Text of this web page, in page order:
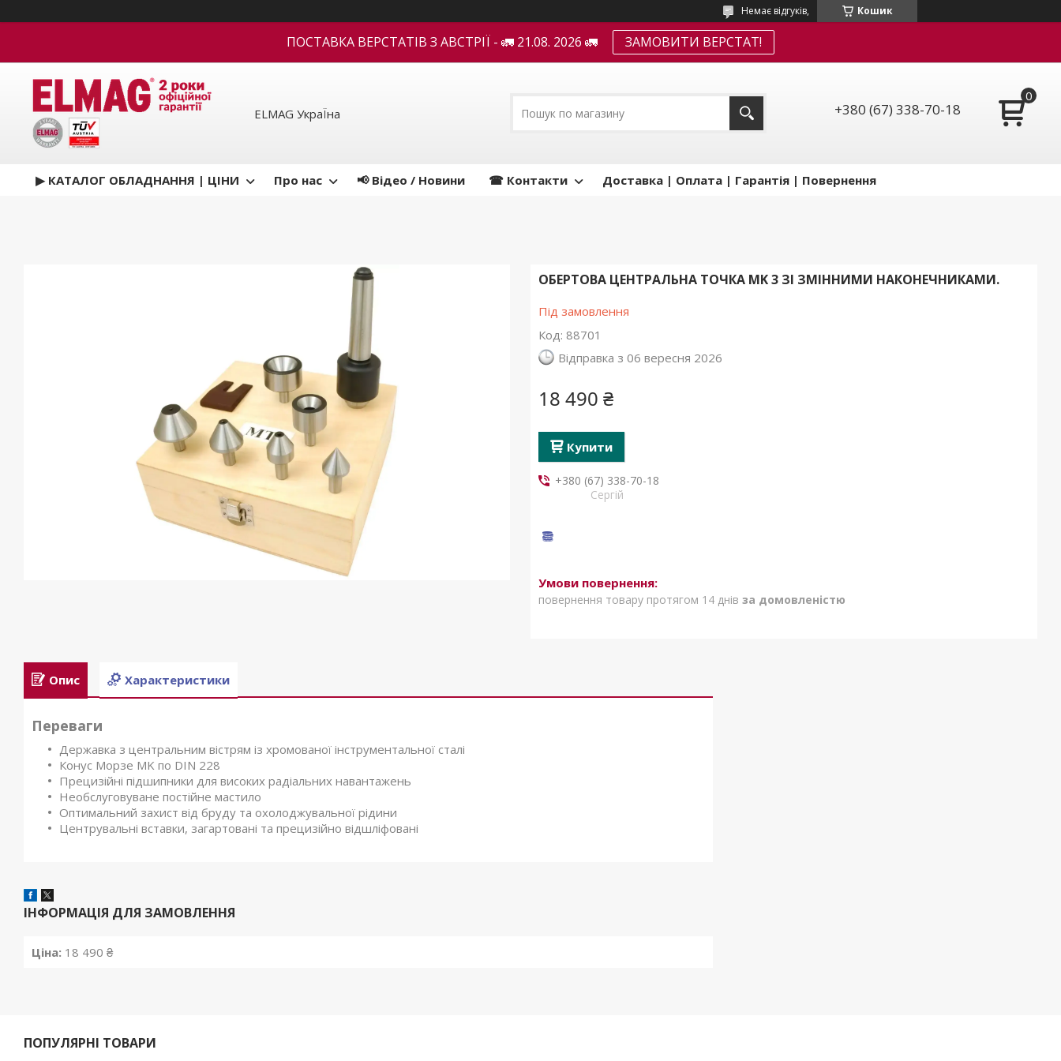
Кошик
Немає відгуків,
ПОСТАВКА ВЕРСТАТІВ З АВСТРІЇ - 🚛 21.08. 2026 🚛 ЗАМОВИТИ ВЕРСТАТ!
ELMAG УкраЇна +380 (67) 338-70-18
▶ КАТАЛОГ ОБЛАДНАННЯ | ЦІНИ Про нас 📢 Відео / Новини ☎ Контакти Доставка | Оплата | Гарантія | Повернення
ОБЕРТОВА ЦЕНТРАЛЬНА ТОЧКА MK 3 ЗІ ЗМІННИМИ НАКОНЕЧНИКАМИ.
Під замовлення
Код: 88701
Відправка з 06 вересня 2026
18 490 ₴
Купити
+380 (67) 338-70-18
Сергій
повернення товару протягом 14 днів за домовленістю
Опис Характеристики
Переваги
Державка з центральним вістрям із хромованої інструментальної сталі
Конус Морзе MK по DIN 228
Прецизійні підшипники для високих радіальних навантажень
Необслуговуване постійне мастило
Оптимальний захист від бруду та охолоджувальної рідини
Центрувальні вставки, загартовані та прецизійно відшліфовані
ІНФОРМАЦІЯ ДЛЯ ЗАМОВЛЕННЯ
Ціна: 18 490 ₴
ПОПУЛЯРНІ ТОВАРИ